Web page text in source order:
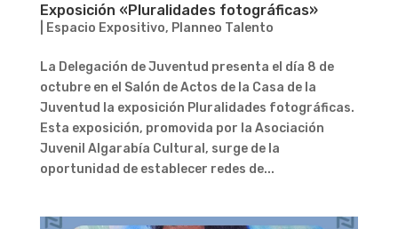
Exposición «Pluralidades fotográficas»
Espacio Expositivo, Planneo Talento
La Delegación de Juventud presenta el día 8 de
octubre en el Salón de Actos de la Casa de la
Juventud la exposición Pluralidades fotográficas.
Esta exposición, promovida por la Asociación
Juvenil Algarabía Cultural, surge de la
oportunidad de establecer redes de...